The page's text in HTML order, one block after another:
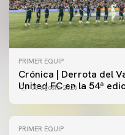
PRIMER EQUIP
Crónica | Derrota del
United FC en la 54ª
08 agosto 2026
PRIMER EQUIP